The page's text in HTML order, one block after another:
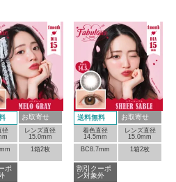
お取寄せ
径
レンズ直径
15.0mm
1箱2枚
ポ
送料無料 お取寄せ
着色直径
14.5mm
レンズ直径
15.0mm
BC8.7mm
1箱2枚
割引クーポ
ン対象外